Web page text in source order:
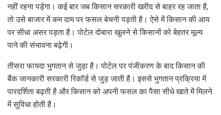
नहीं रहना पड़ेगा। कई बार जब किसान सरकारी खरीद से बाहर रह जाता है,
तो उसे बाजार में कम दाम पर फसल बेचनी पड़ती है। ऐसे में किसान की आय
पर सीधा असर पड़ता है। पोर्टल दोबारा खुलने से किसानों को बेहतर मूल्य
पाने की संभावना बढ़ेगी।
तीसरा फायदा भुगतान से जुड़ा है। पोर्टल पर पंजीकरण के बाद किसान की
बैंक जानकारी सरकारी रिकॉर्ड से जुड़ जाती है। इससे भुगतान प्रक्रिया में
पारदर्शिता बढ़ती है और किसान को अपनी फसल का पैसा सीधे खाते में मिलने
में सुविधा होती है।